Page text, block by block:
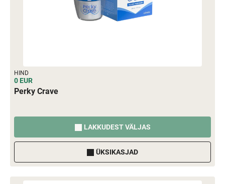
HIND
0 EUR
Perky Crave
LAKKUDEST VÄLJAS
ÜKSIKASJAD